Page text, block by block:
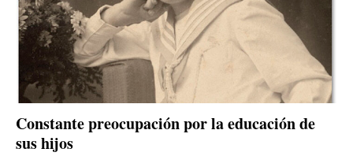
Constante preocupación por la educación de
sus hijos